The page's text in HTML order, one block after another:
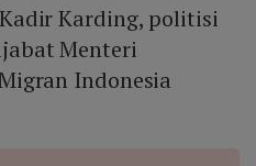
Karding, politisi
Menteri
Indonesia